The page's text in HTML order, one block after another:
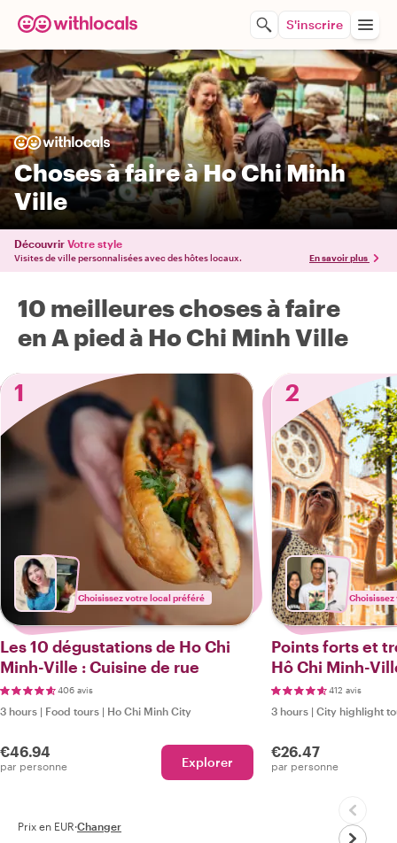
S'inscrire
Choses à faire à Ho Chi Minh
Ville
Découvrir Votre style
Visites de ville personnalisées avec des hôtes locaux. En savoir plus
10 meilleures choses à faire
en A pied à Ho Chi Minh Ville
1
Choisissez votre local préféré
Les 10 dégustations de Ho Chi
Minh-Ville : Cuisine de rue
406 avis
3 hours | Food tours | Ho Chi Minh City
€46.94
par personne Explorer
2
Points forts et
Hô Chi Minh-
412 avis
3 hours | City highlight
€26.47
par personne
Prix en EUR·Changer